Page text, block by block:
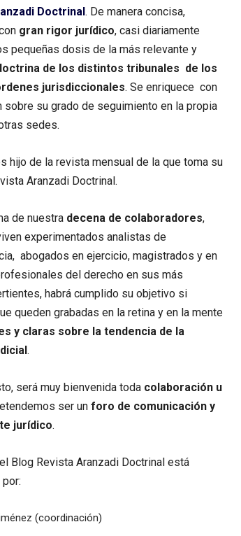
Doctrinal. De manera concisa,
gran rigor jurídico, casi diariamente
pequeñas dosis de la más relevante y
de los distintos tribunales de los
jurisdiccionales. Se enriquece con
sobre su grado de seguimiento en la propia
sedes.
hijo de la revista mensual de la que toma su
Aranzadi Doctrinal.
de nuestra decena de colaboradores,
experimentados analistas de
abogados en ejercicio, magistrados y en
del derecho en sus más
habrá cumplido su objetivo si
queden grabadas en la retina y en la mente
y claras sobre la tendencia de la
.
será muy bienvenida toda colaboración u
ser un foro de comunicación y
jurídico.
Blog Revista Aranzadi Doctrinal está
(coordinación)